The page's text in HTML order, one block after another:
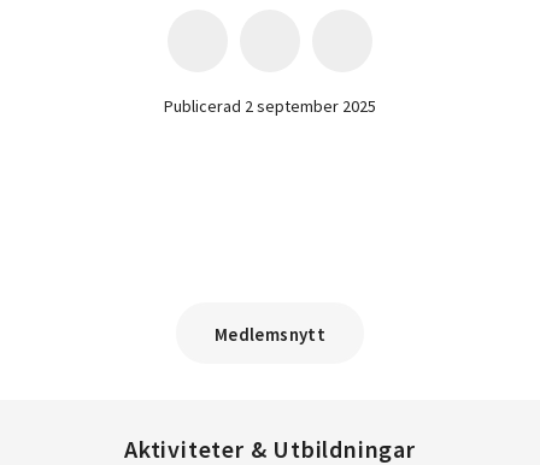
Publicerad 2 september 2025
Medlemsnytt
Aktiviteter & Utbildningar